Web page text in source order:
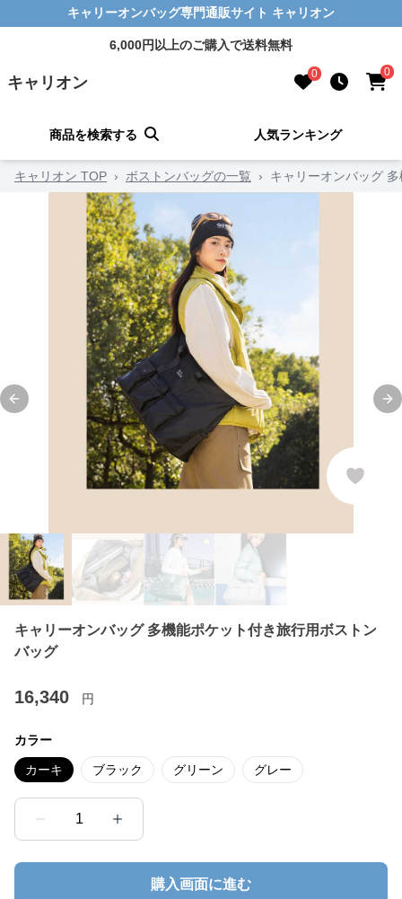
キャリーオンバッグ専門通販サイト キャリオン
6,000円以上のご購入で送料無料
キャリオン 0 0
商品を検索する 人気ランキング
キャリオン TOP › ボストンバッグの一覧 › キャリーオンバッグ
Previous slide
キャリーオンバッグ 多機能ポケット付き旅行用ボストン
バッグ
16,340 円
カラー
カーキ ブラック グリーン グレー
1
購入画面に進む